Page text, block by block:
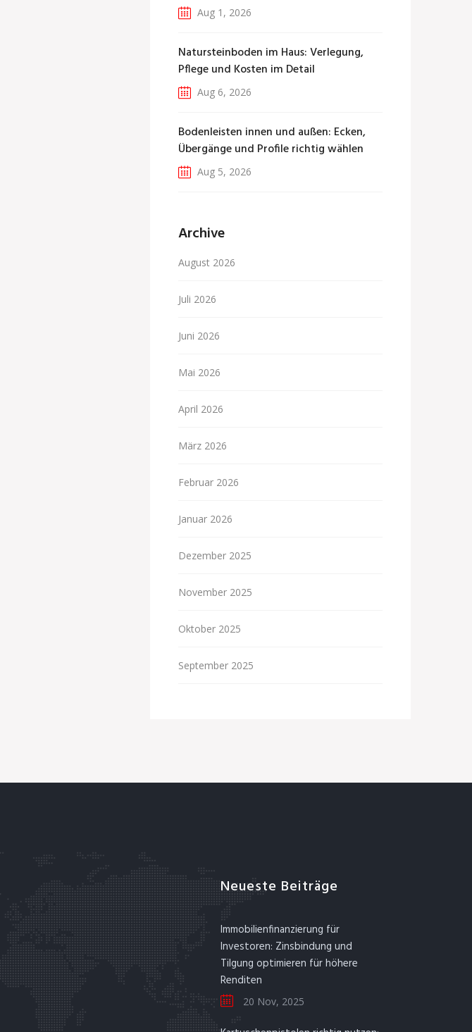
Aug 1, 2026
Natursteinboden im Haus: Verlegung,
Pflege und Kosten im Detail
Aug 6, 2026
Bodenleisten innen und außen: Ecken,
Übergänge und Profile richtig wählen
Aug 5, 2026
Archive
August 2026
Juli 2026
Juni 2026
Mai 2026
April 2026
März 2026
Februar 2026
Januar 2026
Dezember 2025
November 2025
Oktober 2025
September 2025
Neueste Beiträge
Immobilienfinanzierung für
Investoren: Zinsbindung und
Tilgung optimieren für höhere
Renditen
20 Nov, 2025